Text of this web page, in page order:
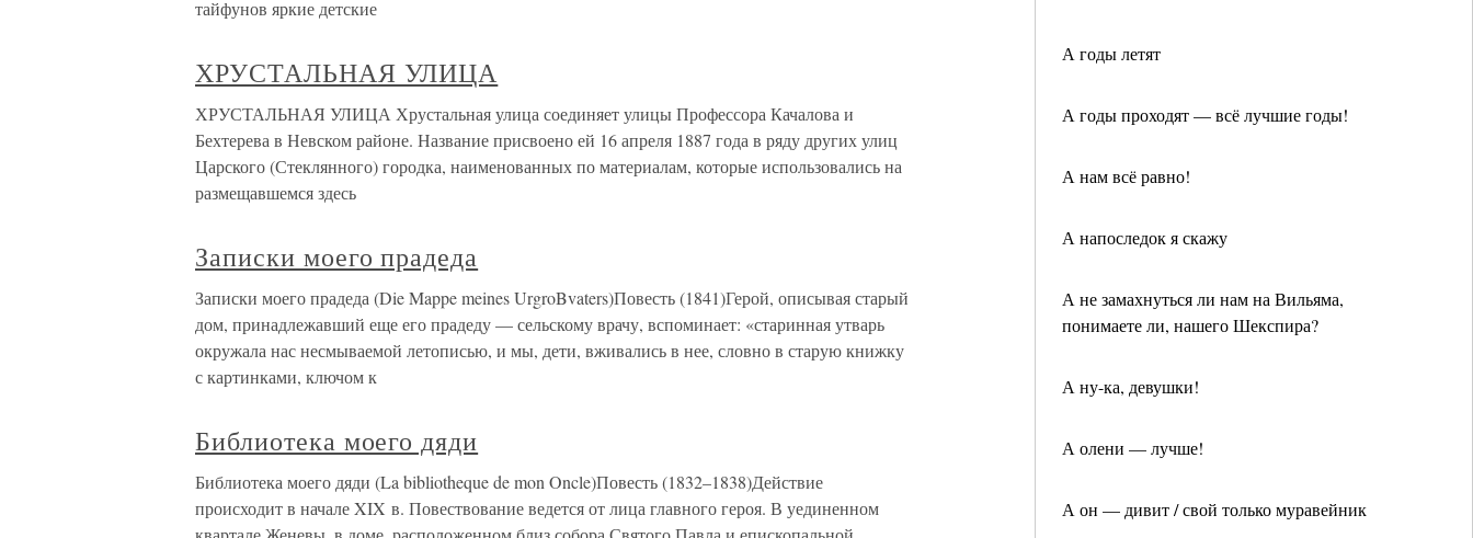
А годы летят
А годы проходят — всё лучшие годы!
А нам всё равно!
А напоследок я скажу
А не замахнуться ли нам на Вильяма,
понимаете ли, нашего Шекспира?
А ну-ка, девушки!
А олени — лучше!
А он — дивит / свой только муравейник
тайфунов яркие детские
ХРУСТАЛЬНАЯ УЛИЦА
ХРУСТАЛЬНАЯ УЛИЦА Хрустальная улица соединяет улицы Профессора Качалова и
Бехтерева в Невском районе. Название присвоено ей 16 апреля 1887 года в ряду других улиц
Царского (Стеклянного) городка, наименованных по материалам, которые использовались на
размещавшемся здесь
Записки моего прадеда
Записки моего прадеда (Die Mappe meines UrgroBvaters)Повесть (1841)Герой, описывая старый
дом, принадлежавший еще его прадеду — сельскому врачу, вспоминает: «старинная утварь
окружала нас несмываемой летописью, и мы, дети, вживались в нее, словно в старую книжку
с картинками, ключом к
Библиотека моего дяди
Библиотека моего дяди (La bibliotheque de mon Oncle)Повесть (1832–1838)Действие
происходит в начале XIX в. Повествование ведется от лица главного героя. В уединенном